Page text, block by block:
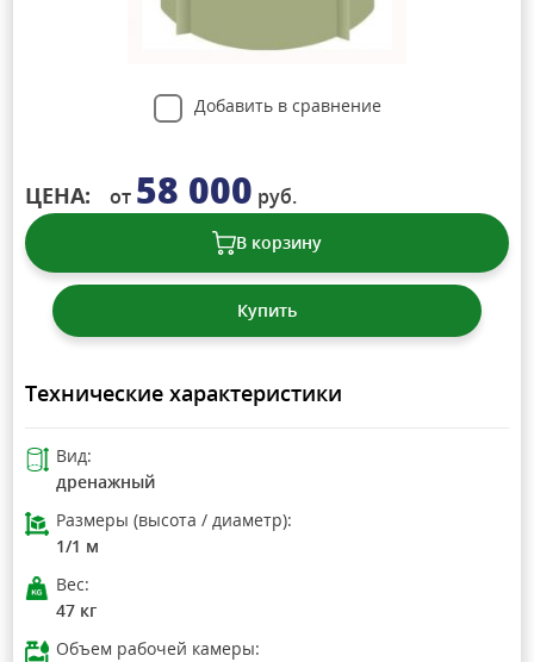
Добавить в сравнение
ЦЕНА: от 58 000 руб.
В корзину
Купить
Технические характеристики
Вид:
дренажный
Размеры (высота / диаметр):
1/1 м
Вес:
47 кг
Объем рабочей камеры: